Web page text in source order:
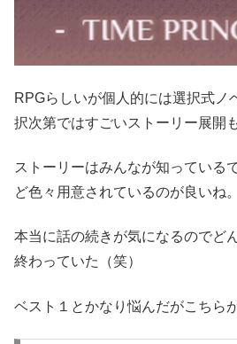
RPGらしいが個人的には選択式ノ
択次第ではすごいストーリー展開
ストーリーはみんなが知っている
ど色々用意されているのが良いね。
本当に話の続きが気になるのでど
終わっていた（笑）
ベスト１とかなり悩んだがこちら